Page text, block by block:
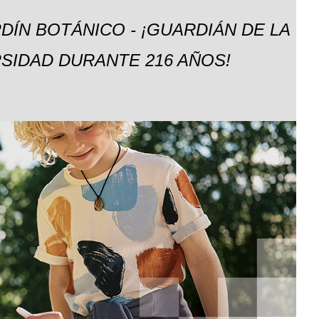
BOTÁNICO - ¡GUARDIÁN DE LA
DURANTE 216 AÑOS!